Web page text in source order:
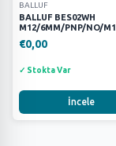
BALLUF
BALLUF BES02WH
M12/6MM/PNP/NO/
SENSÖR
€0,00
✓ Stokta Var
İncele